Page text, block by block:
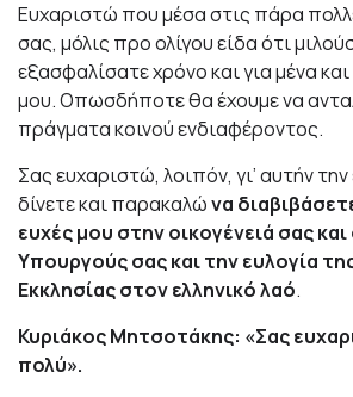
Ευχαριστώ που μέσα στις πάρα
σας, μόλις προ ολίγου είδα ότι
εξασφαλίσατε χρόνο και για μένα
μου. Οπωσδήποτε θα έχουμε να
πράγματα κοινού ενδιαφέροντος.
Σας ευχαριστώ, λοιπόν, γι’ αυτήν
δίνετε και παρακαλώνα
ευχές μου στην οικογένειά σας
Υπουργούς σας και την ευλογία
Εκκλησίας στον ελληνικό λαό.
Κυριάκος Μητσοτάκης: «Σας
πολύ».